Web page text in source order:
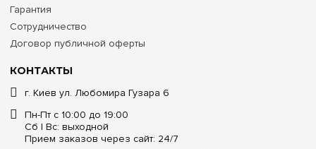
КОНТАКТЫ
г. Киев ул. Любомира Гузара 6
Пн-Пт с 10:00 до 19:00
Сб | Вс: выходной
Прием заказов через сайт: 24/7
Гарантия
Сотрудничество
Договор публичной оферты